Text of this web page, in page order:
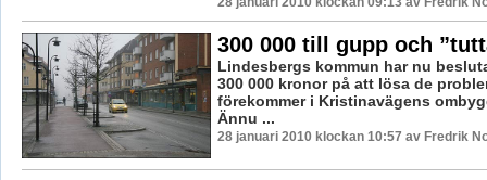
300 000 till gupp och
Lindesbergs kommun har nu
300 000 kronor på att lösa de
förekommer i Kristinavägens
Ännu ...
28 januari 2010 klockan 10:57 av Fredrik